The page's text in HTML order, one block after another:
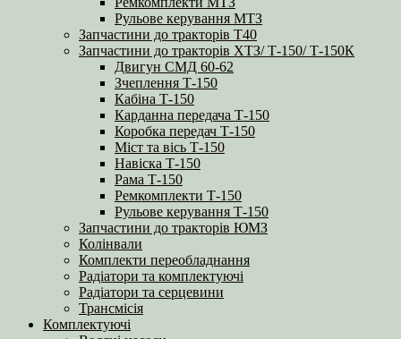
Рульове керування МТЗ
Запчастини до тракторів Т40
Запчастини до тракторів ХТЗ/ Т-150/ Т-150К
Двигун СМД 60-62
Зчеплення Т-150
Кабіна Т-150
Карданна передача Т-150
Коробка передач Т-150
Міст та вісь Т-150
Навіска Т-150
Рама Т-150
Ремкомплекти Т-150
Рульове керування Т-150
Запчастини до тракторів ЮМЗ
Колінвали
Комплекти переобладнання
Радіатори та комплектуючі
Радіатори та серцевини
Трансмісія
Комплектуючі